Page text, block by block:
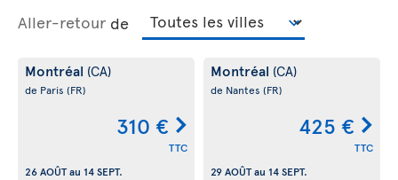
Aller-retour de
Montréal (CA)
de Paris (FR)
310 €
TTC
26 AOÛTau 14 SEPT.
Montréal (CA)
de Nantes (FR)
425 €
TTC
29 AOÛTau 14 SEPT.